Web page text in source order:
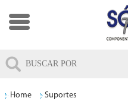
Home Suportes